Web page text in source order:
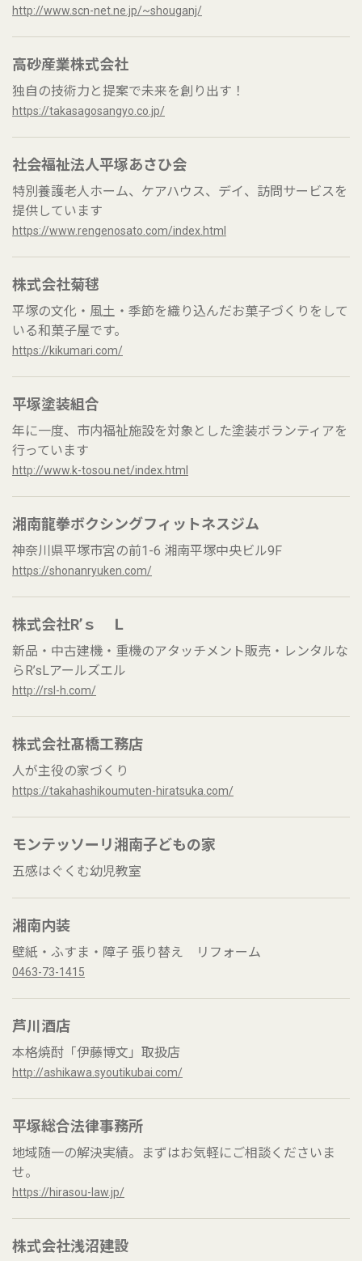
http://www.scn-net.ne.jp/~shouganj/
高砂産業株式会社
独自の技術力と提案で未来を創り出す！
https://takasagosangyo.co.jp/
社会福祉法人平塚あさひ会
特別養護老人ホーム、ケアハウス、デイ、訪問サービスを
提供しています
https://www.rengenosato.com/index.html
株式会社菊毬
平塚の文化・風土・季節を織り込んだお菓子づくりをして
いる和菓子屋です。
https://kikumari.com/
平塚塗装組合
年に一度、市内福祉施設を対象とした塗装ボランティアを
行っています
http://www.k-tosou.net/index.html
湘南龍拳ボクシングフィットネスジム
神奈川県平塚市宮の前1-6 湘南平塚中央ビル9F
https://shonanryuken.com/
株式会社R’ｓ Ｌ
新品・中古建機・重機のアタッチメント販売・レンタルな
らR’sLアールズエル
http://rsl-h.com/
株式会社髙橋工務店
人が主役の家づくり
https://takahashikoumuten-hiratsuka.com/
モンテッソーリ湘南子どもの家
五感はぐくむ幼児教室
湘南内装
壁紙・ふすま・障子 張り替え リフォーム
0463-73-1415
芦川酒店
本格焼酎「伊藤博文」取扱店
http://ashikawa.syoutikubai.com/
平塚総合法律事務所
地域随一の解決実績。まずはお気軽にご相談くださいま
せ。
https://hirasou-law.jp/
株式会社浅沼建設